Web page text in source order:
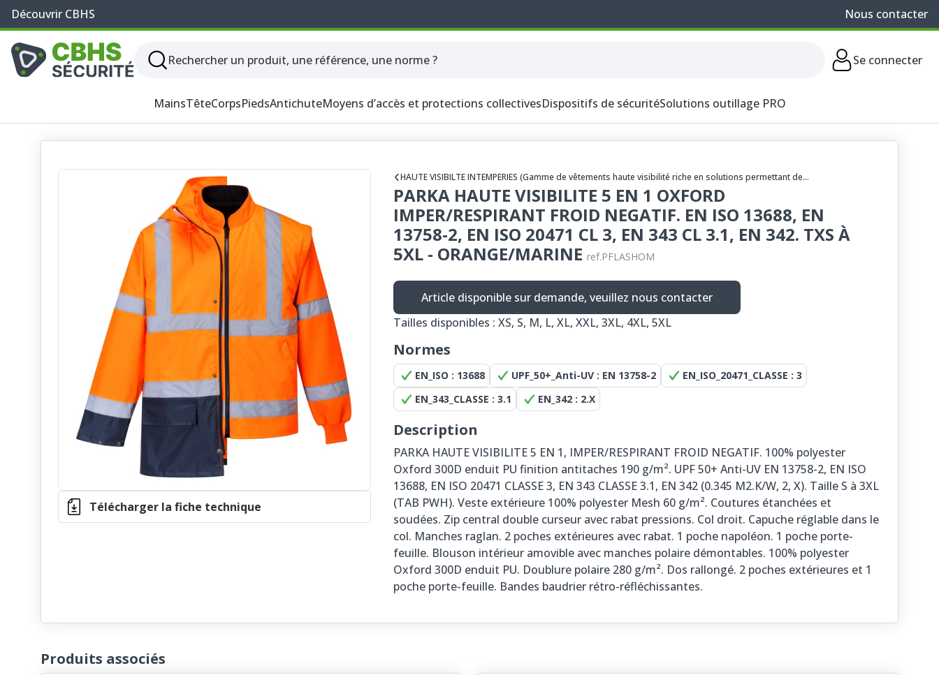
Découvrir CBHS Nous contacter
Se connecter
MainsTêteCorpsPiedsAntichuteMoyens d’accès et protections collectivesDispositifs de sécuritéSolutions outillage PRO
Télécharger la fiche technique
HAUTE VISIBILTE INTEMPERIES (Gamme de vêtements haute visibilité riche en solutions permettant de...
PARKA HAUTE VISIBILITE 5 EN 1 OXFORD
IMPER/RESPIRANT FROID NEGATIF. EN ISO 13688, EN
13758-2, EN ISO 20471 CL 3, EN 343 CL 3.1, EN 342. TXS À
5XL - ORANGE/MARINE ref.PFLASHOM
Article disponible sur demande, veuillez nous contacter
Tailles disponibles : XS, S, M, L, XL, XXL, 3XL, 4XL, 5XL
Normes
EN_ISO : 13688 UPF_50+_Anti-UV : EN 13758-2
EN_ISO_20471_CLASSE : 3
EN_343_CLASSE : 3.1
EN_342 : 2.X
Description
PARKA HAUTE VISIBILITE 5 EN 1, IMPER/RESPIRANT FROID NEGATIF. 100% polyester
Oxford 300D enduit PU finition antitaches 190 g/m². UPF 50+ Anti-UV EN 13758-2, EN ISO
13688, EN ISO 20471 CLASSE 3, EN 343 CLASSE 3.1, EN 342 (0.345 M2.K/W, 2, X). Taille S à 3XL
(TAB PWH). Veste extérieure 100% polyester Mesh 60 g/m². Coutures étanchées et
soudées. Zip central double curseur avec rabat pressions. Col droit. Capuche réglable dans le
col. Manches raglan. 2 poches extérieures avec rabat. 1 poche napoléon. 1 poche porte-
feuille. Blouson intérieur amovible avec manches polaire démontables. 100% polyester
Oxford 300D enduit PU. Doublure polaire 280 g/m². Dos rallongé. 2 poches extérieures et 1
poche porte-feuille. Bandes baudrier rétro-réfléchissantes.
Produits associés